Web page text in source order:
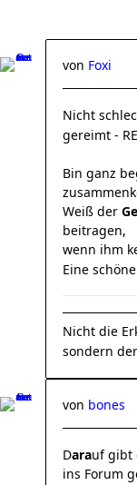
von Foxi
Nicht
gereimt -
Bin ganz
Weiß der
beitragen,
wenn ihm
Eine
Nicht die
sondern
von bones
Darauf gibt
ins Forum